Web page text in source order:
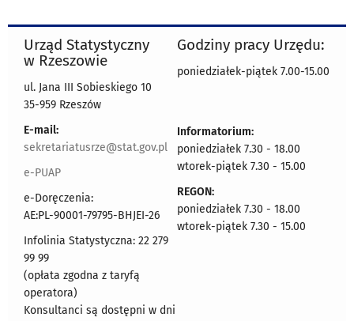
Urząd Statystyczny
w Rzeszowie
ul. Jana III Sobieskiego 10
35-959 Rzeszów
E-mail:
sekretariatusrze@stat.gov.pl
e-PUAP
e-Doręczenia:
AE:PL-90001-79795-BHJEI-26
Infolinia Statystyczna: 22 279
99 99
(opłata zgodna z taryfą
operatora)
Konsultanci są dostępni w dni
Godziny pracy Urzędu:
poniedziałek-piątek 7.00-15.00
Informatorium:
poniedziałek 7.30 - 18.00
wtorek-piątek 7.30 - 15.00
REGON:
poniedziałek 7.30 - 18.00
wtorek-piątek 7.30 - 15.00